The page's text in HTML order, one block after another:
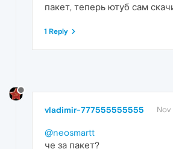
пакет, теперь ютуб сам
1 Reply
vladimir-777555555555 Nov
@neosmartt
че за пакет?